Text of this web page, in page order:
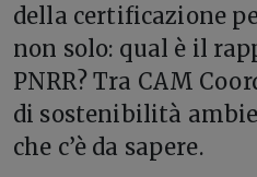
della certificazione
non solo: qual è il
PNRR? Tra CAM
di sostenibilità
che c’è da sapere.